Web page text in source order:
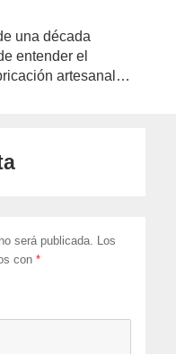
una década
entender el
artesanal…
será publicada. Los
con*